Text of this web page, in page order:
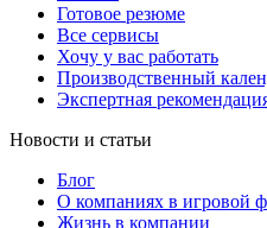
Готовое резюме
Все сервисы
Хочу у вас работать
Производственный
Экспертная
Новости и статьи
Блог
О компаниях в игровой
Жизнь в компании